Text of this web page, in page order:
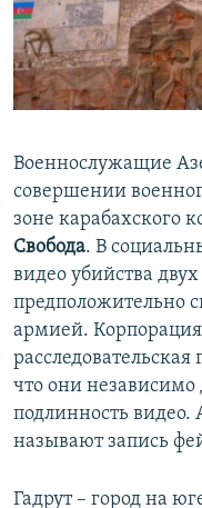
ПОБЕДИТЕЛЕЙ НЕ
КРЫМ.НЕПОКОРЕННЫЙ
ELIFBE
ПРИСОЕДИНЯЙТЕСЬ!
Все сайты RFE/RL
Военнослужащие
совершении
зоне карабахского
Свобода. В
видео убийства
предположительно
армией. Корпорация
расследовательская
что они независимо
подлинность видео.
называют запись
Гадрут – город на